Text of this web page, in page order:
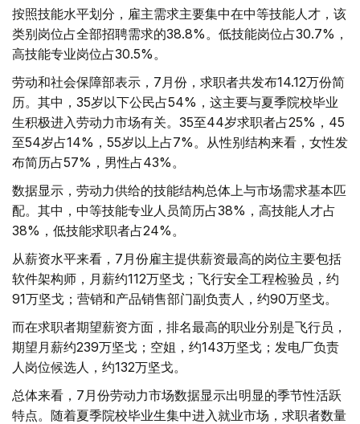
按照技能水平划分，雇主需求主要集中在中等技能人才，该
类别岗位占全部招聘需求的38.8%。低技能岗位占30.7%，
高技能专业岗位占30.5%。
劳动和社会保障部表示，7月份，求职者共发布14.12万份简
历。其中，35岁以下公民占54%，这主要与夏季院校毕业
生积极进入劳动力市场有关。35至44岁求职者占25%，45
至54岁占14%，55岁以上占7%。从性别结构来看，女性发
布简历占57%，男性占43%。
数据显示，劳动力供给的技能结构总体上与市场需求基本匹
配。其中，中等技能专业人员简历占38%，高技能人才占
38%，低技能求职者占24%。
从薪资水平来看，7月份雇主提供薪资最高的岗位主要包括
软件架构师，月薪约112万坚戈；飞行安全工程检验员，约
91万坚戈；营销和产品销售部门副负责人，约90万坚戈。
而在求职者期望薪资方面，排名最高的职业分别是飞行员，
期望月薪约239万坚戈；空姐，约143万坚戈；发电厂负责
人岗位候选人，约132万坚戈。
总体来看，7月份劳动力市场数据显示出明显的季节性活跃
特点。随着夏季院校毕业生集中进入就业市场，求职者数量